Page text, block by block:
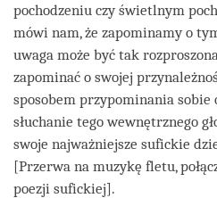
pochodzeniu czy świetlnym
mówi nam, że zapominamy o
uwaga może być tak
zapominać o swojej
sposobem przypominania sobie
słuchanie tego wewnętrznego
swoje najważniejsze sufickie
[Przerwa na muzykę fletu,
poezji sufickiej].